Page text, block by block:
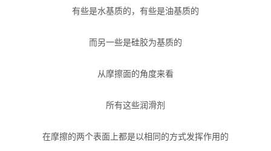
有些是水基质的，有些是油基质的
而另一些是硅胶为基质的
从摩擦面的角度来看
所有这些润滑剂
在摩擦的两个表面上都是以相同的方式发挥作用的